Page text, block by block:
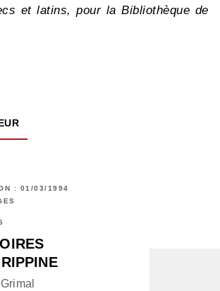
et latins, pour la Bibliothèque de
: 01/03/1994